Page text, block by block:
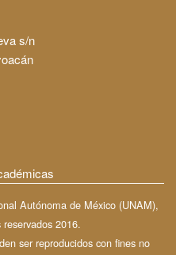
s/n
Autónoma de México (UNAM),
2016.
ser reproducidos con fines no